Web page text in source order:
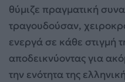
θύμιζε πραγματική
τραγουδούσαν,
ενεργά σε κάθε στιγμή
αποδεικνύοντας για
την ενότητα της